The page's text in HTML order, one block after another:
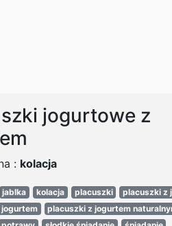
jogurtowe z
: kolacja
jablka kolacja placuszki
placuszki z
placuszki z jogurtem